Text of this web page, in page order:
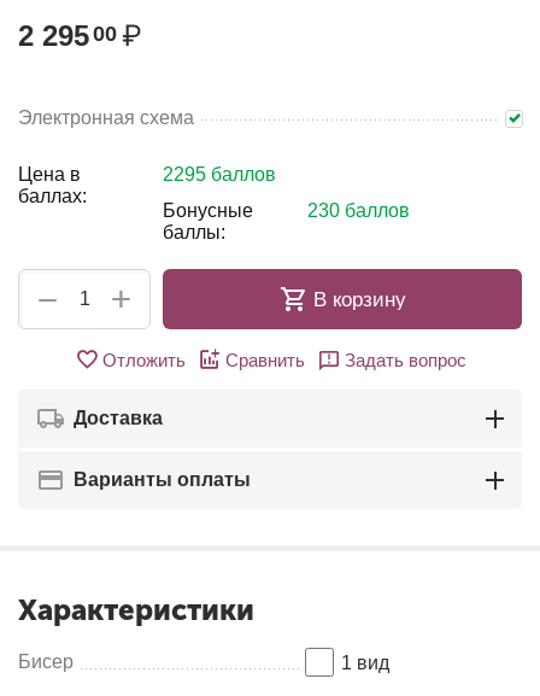
2 29500 ₽
Электронная схема
Цена в
баллах:
2295 баллов
Бонусные
баллы:
230 баллов
+
− В корзину
Отложить Сравнить Задать вопрос
Доставка
Варианты оплаты
Характеристики
Бисер 1 вид